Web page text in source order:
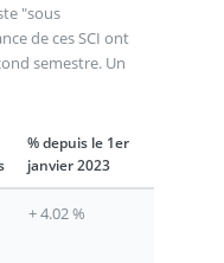
"sous
de ces SCI ont
semestre. Un
% depuis le 1er
janvier 2023
+ 4.02 %